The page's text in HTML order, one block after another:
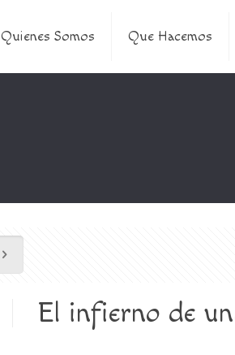
Quienes Somos Que Hacemos
El infierno de